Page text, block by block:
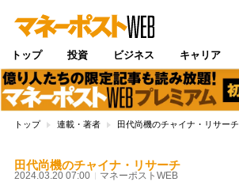
トップ 投資 ビジネス キャリア
トップ 連載・著者 田代尚機のチャイナ・リサーチ
田代尚機のチャイナ・リサーチ
2024.03.20 07:00 マネーポストWEB